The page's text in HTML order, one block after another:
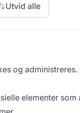
Utvid alle
og administreres.
elementer